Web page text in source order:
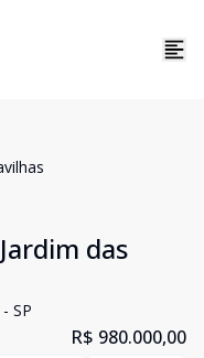
das
SP
R$ 980.000,00